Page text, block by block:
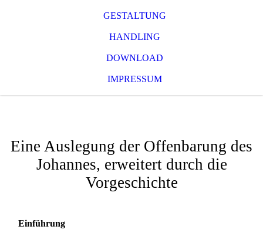
GESTALTUNG
HANDLING
DOWNLOAD
IMPRESSUM
Eine Auslegung der Offenbarung des
Johannes, erweitert durch die
Vorgeschichte
Einführung